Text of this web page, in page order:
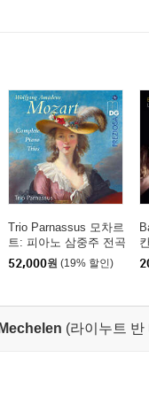
Trio Parnassus 모차르
트: 피아노 삼중주 전곡
(Mozart: Complete Pia
no Trios)
52,000원 (19% 할인)
(라이누트 반